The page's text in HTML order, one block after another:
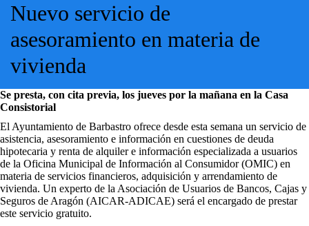
Nuevo servicio de
asesoramiento en materia de
vivienda
Se presta, con cita previa, los jueves por la mañana en la Casa
Consistorial
El Ayuntamiento de Barbastro ofrece desde esta semana un servicio de
asistencia, asesoramiento e información en cuestiones de deuda
hipotecaria y renta de alquiler e información especializada a usuarios
de la Oficina Municipal de Información al Consumidor (OMIC) en
materia de servicios financieros, adquisición y arrendamiento de
vivienda. Un experto de la Asociación de Usuarios de Bancos, Cajas y
Seguros de Aragón (AICAR-ADICAE) será el encargado de prestar
este servicio gratuito.